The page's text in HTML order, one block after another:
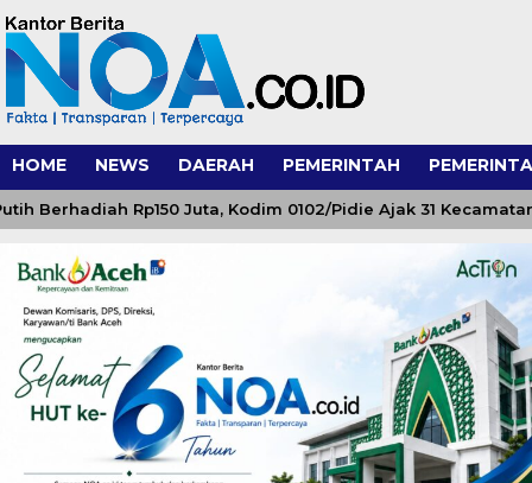
HOME NEWS DAERAH PEMERINTAH
Rp150 Juta, Kodim 0102/Pidie Ajak 31 Kecamatan